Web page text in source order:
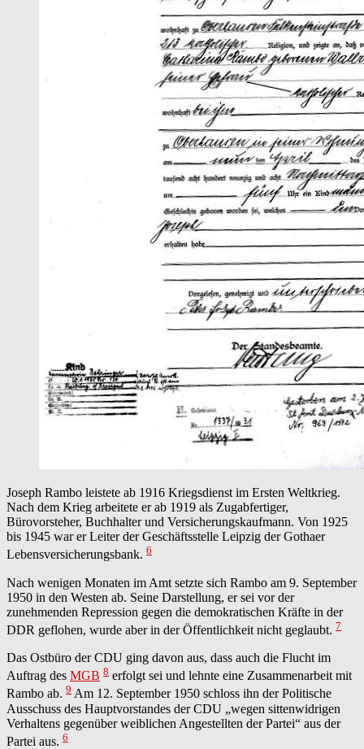
Joseph Rambo leistete ab 1916 Kriegsdienst im Ersten Weltkrieg.
Nach dem Krieg arbeitete er ab 1919 als Zugabfertiger,
Bürovorsteher, Buchhalter und Versicherungskaufmann. Von 1925
bis 1945 war er Leiter der Geschäftsstelle Leipzig der Gothaer
Lebensversicherungsbank. 6
Nach wenigen Monaten im Amt setzte sich Rambo am 9. September
1950 in den Westen ab. Seine Darstellung, er sei vor der
zunehmenden Repression gegen die demokratischen Kräfte in der
DDR geflohen, wurde aber in der Öffentlichkeit nicht geglaubt. 7
Das Ostbüro der CDU ging davon aus, dass auch die Flucht im
Auftrag des MGB 8 erfolgt sei und lehnte eine Zusammenarbeit mit
Rambo ab. 9 Am 12. September 1950 schloss ihn der Politische
Ausschuss des Hauptvorstandes der CDU „wegen sittenwidrigen
Verhaltens gegenüber weiblichen Angestellten der Partei“ aus der
Partei aus. 6